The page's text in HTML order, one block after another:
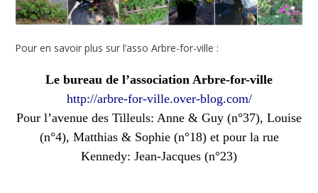
Pour en savoir plus sur l’asso Arbre-for-ville :
Le bureau de l’association Arbre-for-ville
http://arbre-for-ville.over-blog.com/
Pour l’avenue des Tilleuls: Anne & Guy (n°37), Louise
(n°4), Matthias & Sophie (n°18) et pour la rue
Kennedy: Jean-Jacques (n°23)